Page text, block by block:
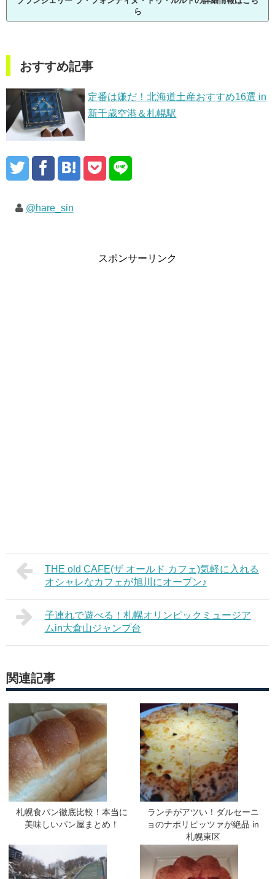
ら
おすすめ記事
定番は嫌だ！北海道土産おすすめ16選 in
新千歳空港＆札幌駅
@hare_sin
スポンサーリンク
THE old CAFE(ザ オールド カフェ)気軽に入れる
オシャレなカフェが旭川にオープン♪
子連れで遊べる！札幌オリンピックミュージア
ムin大倉山ジャンプ台
関連記事
札幌食パン徹底比較！本当に
美味しいパン屋まとめ！
ランチがアツい！ダルセーニ
ョのナポリピッツァが絶品 in
札幌東区